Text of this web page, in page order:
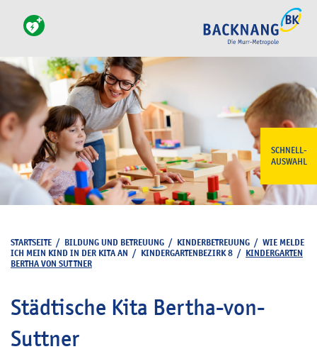
SCHNELL-
AUSWAHL
STARTSEITE / BILDUNG UND BETREUUNG / KINDERBETREUUNG / WIE MELDE
ICH MEIN KIND IN DER KITA AN / KINDERGARTENBEZIRK 8 / KINDERGARTEN
BERTHA VON SUTTNER
Städtische Kita Bertha-von-
Suttner